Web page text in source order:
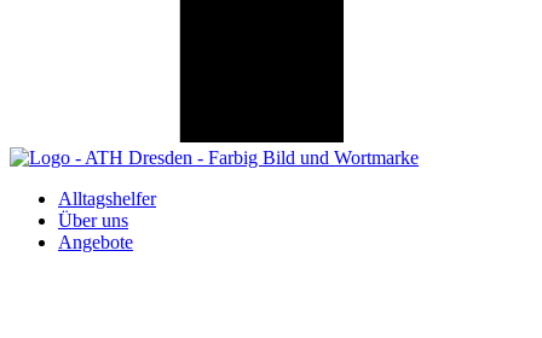
Alltagshelfer
Über uns
Angebote